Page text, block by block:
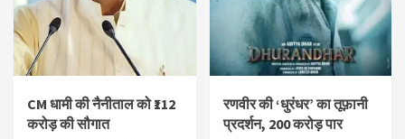
CM धामी की नैनीताल को ₹112
करोड़ की सौगात
रणवीर की ‘धुरंधर’ का तूफ़ानी
प्रदर्शन, 200 करोड़ पार